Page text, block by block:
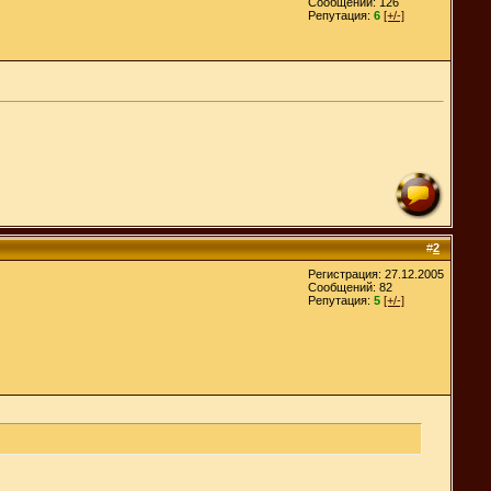
Репутация: 6 [+/-]
#2
Регистрация: 27.12.2005
Сообщений: 82
Репутация: 5 [+/-]